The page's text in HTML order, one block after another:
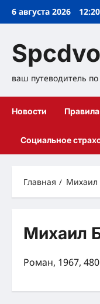
Перейти
6 августа 2026
ваш путеводитель
Новости
Социальное
Главная Михаил
Михаил
Роман, 1967,